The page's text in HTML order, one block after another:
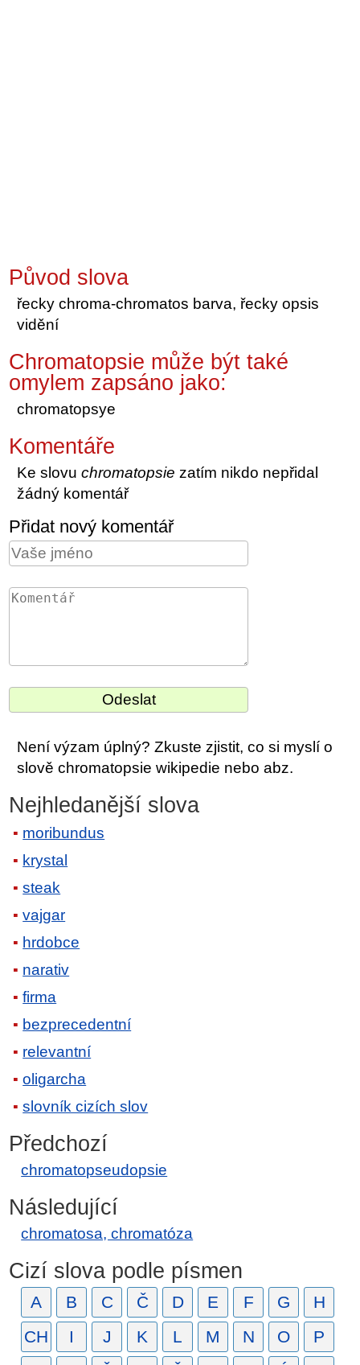
Původ slova
řecky chroma-chromatos barva, řecky opsis
vidění
Chromatopsie může být také
omylem zapsáno jako:
chromatopsye
Komentáře
Ke slovuchromatopsie zatím nikdo nepřidal
žádný komentář
Přidat nový komentář
Není výzam úplný? Zkuste zjistit, co si myslí o
slově chromatopsie wikipedie nebo abz.
Nejhledanější slova
moribundus
krystal
steak
vajgar
hrdobce
narativ
firma
bezprecedentní
relevantní
oligarcha
slovník cizích slov
Předchozí
chromatopseudopsie
Následující
chromatosa, chromatóza
Cizí slova podle písmen
A B C Č D E F G
H
CH
I J K L M N O
P